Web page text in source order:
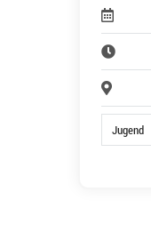
Jugend